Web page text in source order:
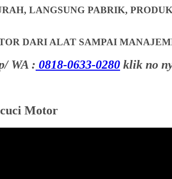
LANGSUNG PABRIK,
DARI ALAT SAMPAI
WA : 0818-0633-0280 klik no
Motor